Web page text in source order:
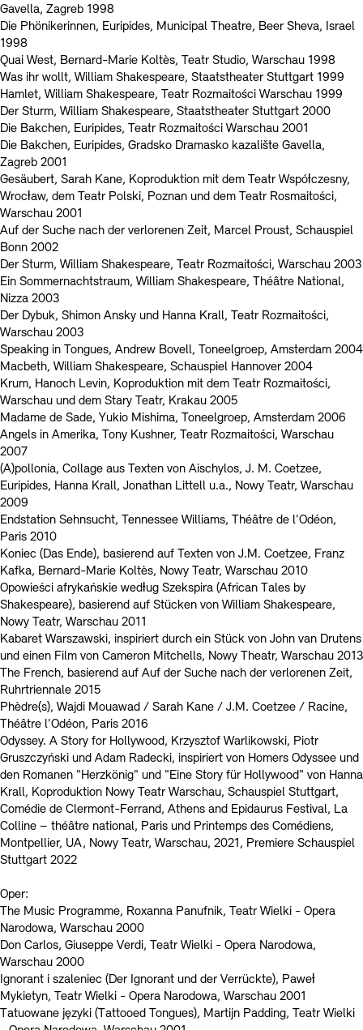
Gavella, Zagreb 1998
Die Phönikerinnen, Euripides, Municipal Theatre, Beer Sheva, Israel
1998
Quai West, Bernard-Marie Koltès, Teatr Studio, Warschau 1998
Was ihr wollt, William Shakespeare, Staatstheater Stuttgart 1999
Hamlet, William Shakespeare, Teatr Rozmaitości Warschau 1999
Der Sturm, William Shakespeare, Staatstheater Stuttgart 2000
Die Bakchen, Euripides, Teatr Rozmaitości Warschau 2001
Die Bakchen, Euripides, Gradsko Dramasko kazalište Gavella,
Zagreb 2001
Gesäubert, Sarah Kane, Koproduktion mit dem Teatr Wspóƚczesny,
Wrocƚaw, dem Teatr Polski, Poznan und dem Teatr Rosmaitości,
Warschau 2001
Auf der Suche nach der verlorenen Zeit, Marcel Proust, Schauspiel
Bonn 2002
Der Sturm, William Shakespeare, Teatr Rozmaitości, Warschau 2003
Ein Sommernachtstraum, William Shakespeare, Théâtre National,
Nizza 2003
Der Dybuk, Shimon Ansky und Hanna Krall, Teatr Rozmaitości,
Warschau 2003
Speaking in Tongues, Andrew Bovell, Toneelgroep, Amsterdam 2004
Macbeth, William Shakespeare, Schauspiel Hannover 2004
Krum, Hanoch Levin, Koproduktion mit dem Teatr Rozmaitości,
Warschau und dem Stary Teatr, Krakau 2005
Madame de Sade, Yukio Mishima, Toneelgroep, Amsterdam 2006
Angels in Amerika, Tony Kushner, Teatr Rozmaitości, Warschau
2007
(A)pollonia, Collage aus Texten von Aischylos, J. M. Coetzee,
Euripides, Hanna Krall, Jonathan Littell u.a., Nowy Teatr, Warschau
2009
Endstation Sehnsucht, Tennessee Williams, Théâtre de l'Odéon,
Paris 2010
Koniec (Das Ende), basierend auf Texten von J.M. Coetzee, Franz
Kafka, Bernard-Marie Koltès, Nowy Teatr, Warschau 2010
Opowieści afrykańskie wedƚug Szekspira (African Tales by
Shakespeare), basierend auf Stücken von William Shakespeare,
Nowy Teatr, Warschau 2011
Kabaret Warszawski, inspiriert durch ein Stück von John van Drutens
und einen Film von Cameron Mitchells, Nowy Theatr, Warschau 2013
The French, basierend auf Auf der Suche nach der verlorenen Zeit,
Ruhrtriennale 2015
Phèdre(s), Wajdi Mouawad / Sarah Kane / J.M. Coetzee / Racine,
Théâtre l'Odéon, Paris 2016
Odyssey. A Story for Hollywood, Krzysztof Warlikowski, Piotr
Gruszczyński und Adam Radecki, inspiriert von Homers Odyssee und
den Romanen "Herzkönig" und "Eine Story für Hollywood" von Hanna
Krall, Koproduktion Nowy Teatr Warschau, Schauspiel Stuttgart,
Comédie de Clermont-Ferrand, Athens and Epidaurus Festival, La
Colline – théâtre national, Paris und Printemps des Comédiens,
Montpellier, UA, Nowy Teatr, Warschau, 2021, Premiere Schauspiel
Stuttgart 2022
Oper:
The Music Programme, Roxanna Panufnik, Teatr Wielki - Opera
Narodowa, Warschau 2000
Don Carlos, Giuseppe Verdi, Teatr Wielki - Opera Narodowa,
Warschau 2000
Ignorant i szaleniec (Der Ignorant und der Verrückte), Paweƚ
Mykietyn, Teatr Wielki - Opera Narodowa, Warschau 2001
Tatuowane języki (Tattooed Tongues), Martijn Padding, Teatr Wielki